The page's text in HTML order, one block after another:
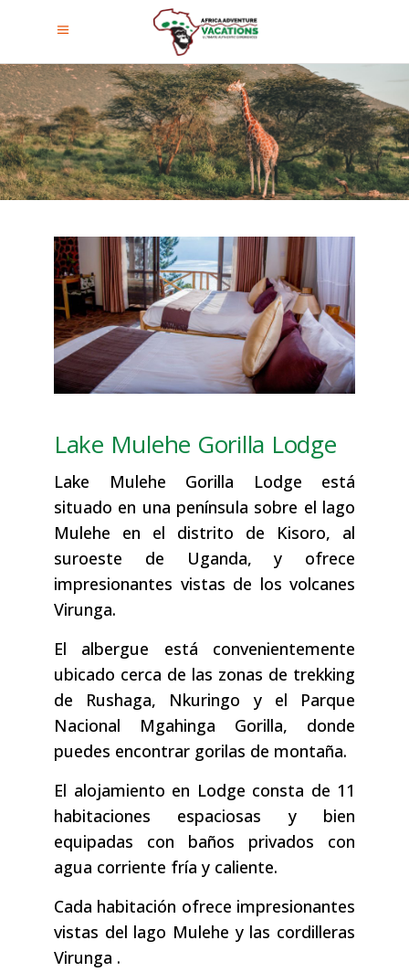
Lake Mulehe Gorilla Lodge
Lake Mulehe Gorilla Lodge está
situado en una península sobre el lago
Mulehe en el distrito de Kisoro, al
suroeste de Uganda, y ofrece
impresionantes vistas de los volcanes
Virunga.
El albergue está convenientemente
ubicado cerca de las zonas de trekking
de Rushaga, Nkuringo y el Parque
Nacional Mgahinga Gorilla, donde
puedes encontrar gorilas de montaña.
El alojamiento en Lodge consta de 11
habitaciones espaciosas y bien
equipadas con baños privados con
agua corriente fría y caliente.
Cada habitación ofrece impresionantes
vistas del lago Mulehe y las cordilleras
Virunga .